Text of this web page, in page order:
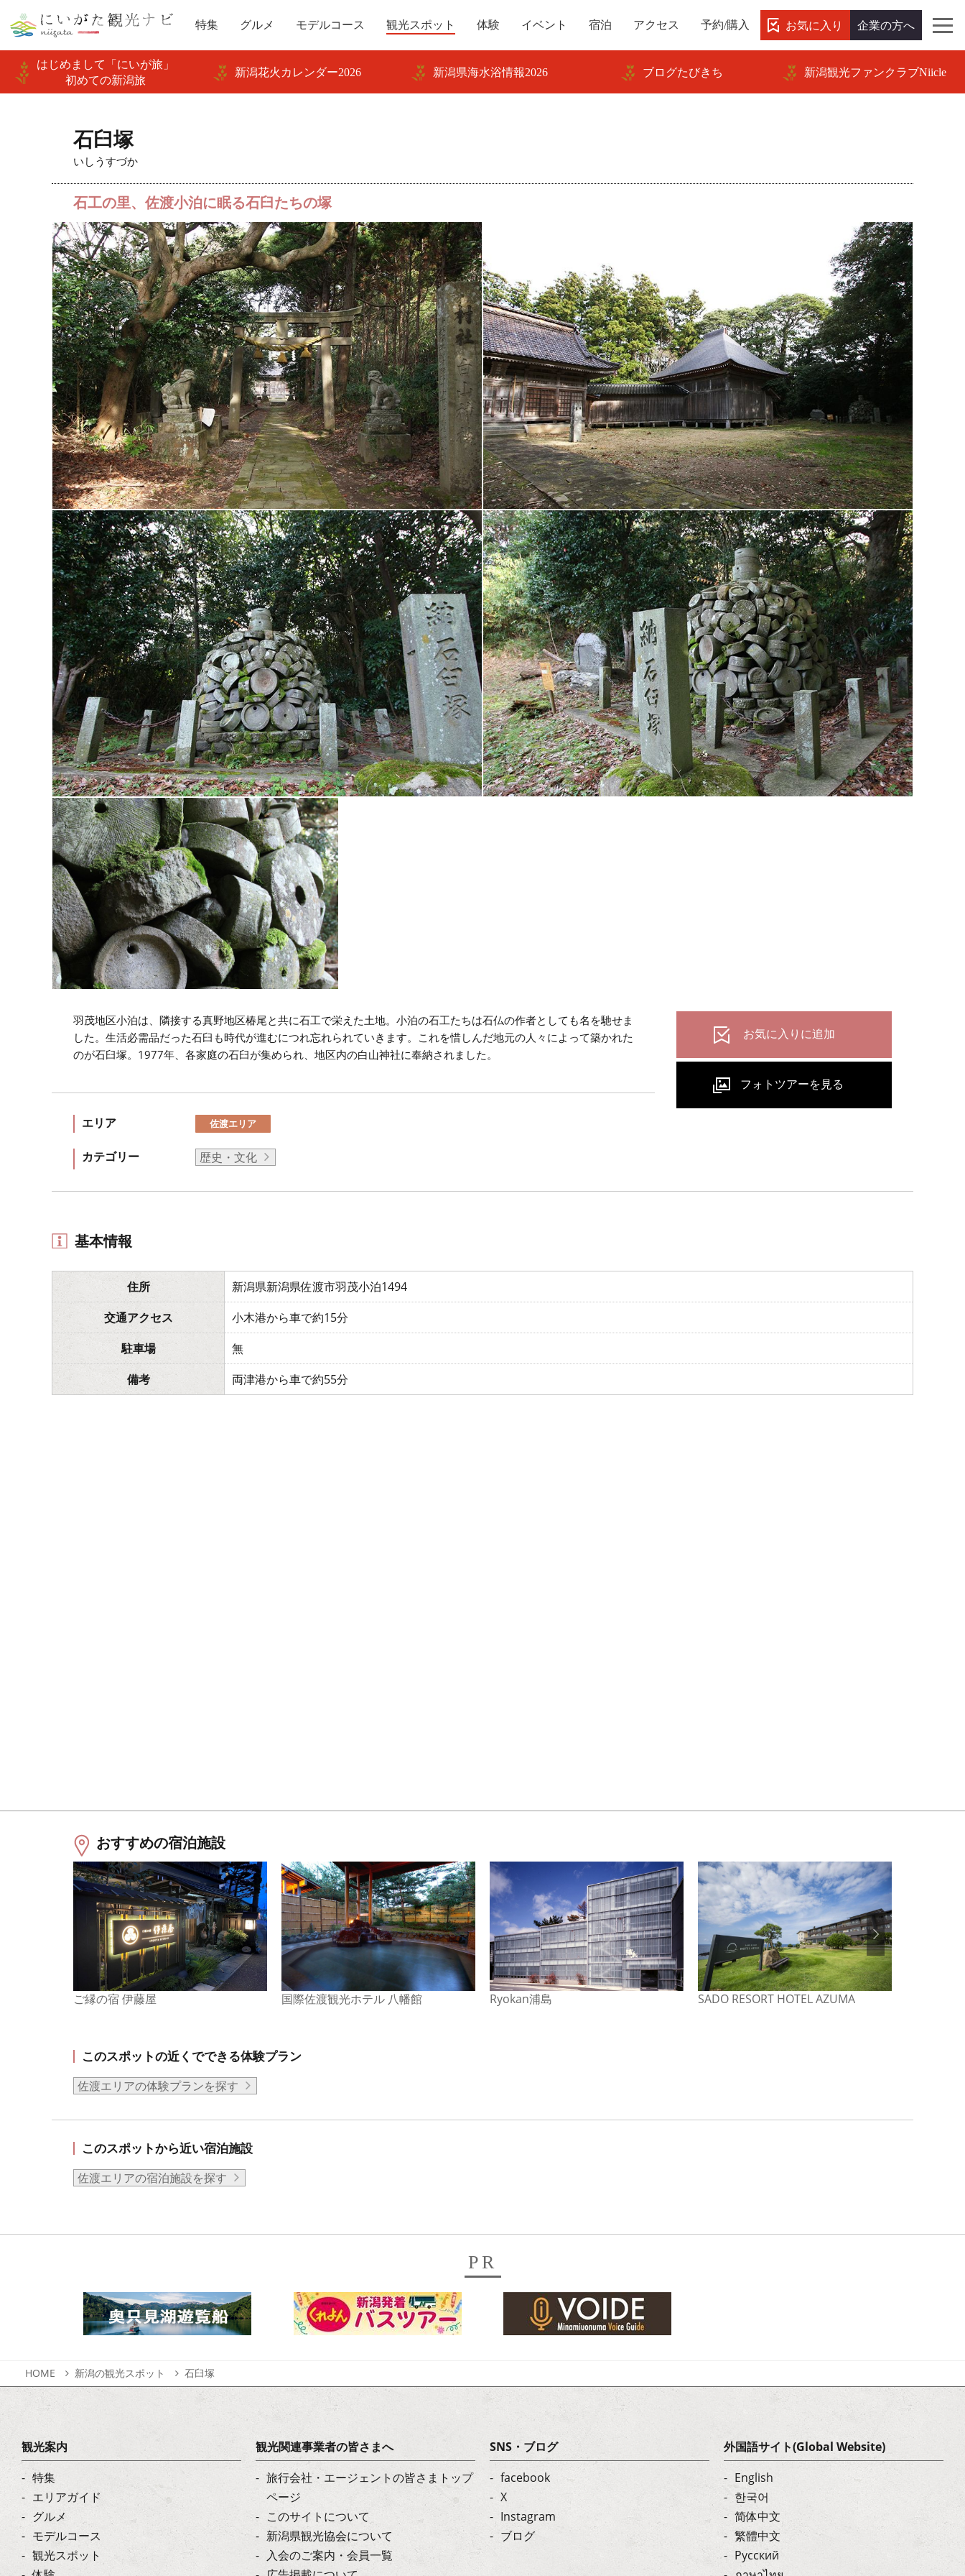
特集 グルメ モデルコース 観光スポット 体験 イベント 宿泊 アクセス 予約/購入 お気に入り 企業の方へ
はじめまして「にいが旅」
初めての新潟旅
新潟花火カレンダー2026 新潟県海水浴情報2026 ブログたびきち 新潟観光ファンクラブNiicle
石臼塚
いしうすづか
石工の里、佐渡小泊に眠る石臼たちの塚
羽茂地区小泊は、隣接する真野地区椿尾と共に石工で栄えた土地。小泊の石工たちは石仏の作者としても名を馳せま
した。生活必需品だった石臼も時代が進むにつれ忘れられていきます。これを惜しんだ地元の人々によって築かれた
のが石臼塚。1977年、各家庭の石臼が集められ、地区内の白山神社に奉納されました。
エリア 佐渡エリア
カテゴリー 歴史・文化
基本情報
住所
新潟県新潟県佐渡市羽茂小泊1494
交通アクセス
小木港から車で約15分
駐車場
無
備考
両津港から車で約55分
おすすめの宿泊施設
ご縁の宿 伊藤屋 国際佐渡観光ホテル 八幡館 Ryokan浦島 SADO RESORT HOTEL AZUMA
このスポットの近くでできる体験プラン
佐渡エリアの体験プランを探す
このスポットから近い宿泊施設
佐渡エリアの宿泊施設を探す
PR
HOME 新潟の観光スポット 石臼塚
観光案内
特集
エリアガイド
グルメ
モデルコース
観光スポット
観光関連事業者の皆さまへ
旅行会社・エージェントの皆さまトップ
ページ
このサイトについて
新潟県観光協会について
入会のご案内・会員一覧
SNS・ブログ
facebook
X
Instagram
ブログ
外国語サイト(Global Website)
English
한국어
简体中文
繁體中文
Русский